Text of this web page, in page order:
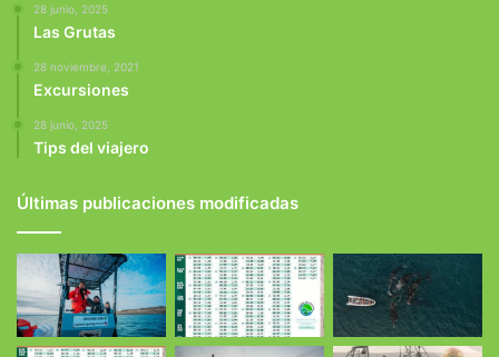
28 junio, 2025
Las Grutas
28 noviembre, 2021
Excursiones
28 junio, 2025
Tips del viajero
Últimas publicaciones modificadas